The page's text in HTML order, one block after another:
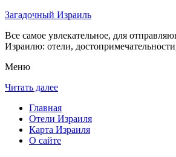
Загадочный Израиль
Все самое увлекательное, для
Израилю: отели,
Меню
Читать далее
Главная
Отели Израиля
Карта Израиля
О сайте